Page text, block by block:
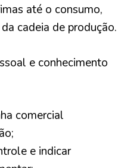
até o consumo,
cadeia de produção.
e conhecimento
comercial
e indicar